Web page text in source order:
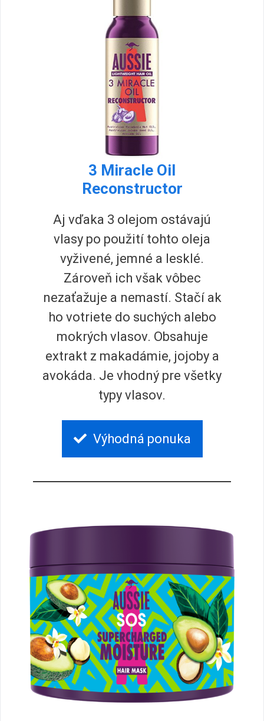
3 Miracle Oil
Reconstructor
Aj vďaka 3 olejom ostávajú
vlasy po použití tohto oleja
vyživené, jemné a lesklé.
Zároveň ich však vôbec
nezaťažuje a nemastí. Stačí ak
ho votriete do suchých alebo
mokrých vlasov. Obsahuje
extrakt z makadámie, jojoby a
avokáda. Je vhodný pre všetky
typy vlasov.
Výhodná ponuka